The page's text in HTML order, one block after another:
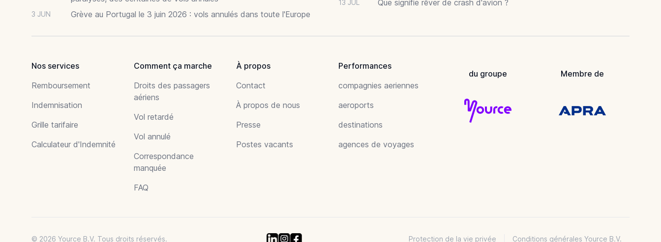
3 JUN Grève au Portugal le 3 juin 2026 : vols annulés dans toute l'Europe
13 JUL Que signifie rêver de crash d'avion ?
Nos services
Remboursement
Indemnisation
Grille tarifaire
Calculateur d'Indemnité
Comment ça marche
Droits des passagers
aériens
Vol retardé
Vol annulé
Correspondance
manquée
FAQ
À propos
Contact
À propos de nous
Presse
Postes vacants
Performances
compagnies aeriennes
aeroports
destinations
agences de voyages
du groupe Membre de
© 2026 Yource B.V. Tous droits réservés. Protection de la vie privée Conditions générales Yource B.V.